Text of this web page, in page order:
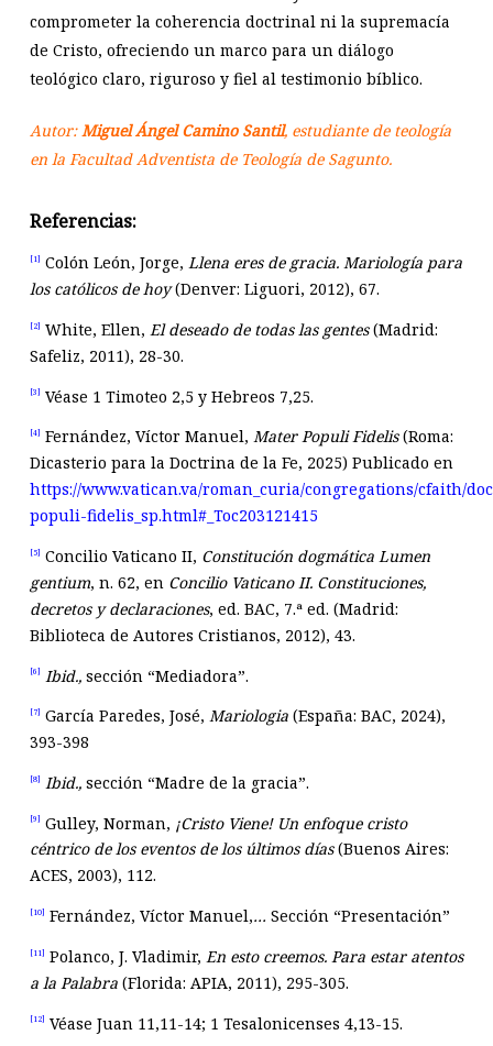
comprometer la coherencia doctrinal ni la supremacía
de Cristo, ofreciendo un marco para un diálogo
teológico claro, riguroso y fiel al testimonio bíblico.
Autor:Miguel Ángel Camino Santil, estudiante de teología
en la Facultad Adventista de Teología de Sagunto.
Referencias:
[1] Colón León, Jorge, Llena eres de gracia. Mariologíapara
los católicos de hoy(Denver: Liguori, 2012), 67.
[2] White, Ellen, El deseado de todas las gentes(Madrid:
Safeliz, 2011), 28-30.
[3] Véase 1 Timoteo 2,5 y Hebreos 7,25.
[4] Fernández, Víctor Manuel, Mater Populi Fidelis(Roma:
Dicasterio para la Doctrina de la Fe, 2025) Publicado en
https://www.vatican.va/roman_curia/congregations/cfaith/
populi-fidelis_sp.html#_Toc203121415
[5] Concilio Vaticano II, Constitución dogmática Lumen
gentium, n. 62, en Concilio Vaticano II. Constituciones,
decretos y declaraciones, ed. BAC, 7.ª ed. (Madrid:
Biblioteca de Autores Cristianos, 2012), 43.
[6] Ibid., sección “Mediadora”.
[7] García Paredes, José, Mariologia(España: BAC, 2024),
393-398
[8] Ibid., sección “Madre de la gracia”.
[9] Gulley, Norman, ¡Cristo Viene! Un enfoque cristo
céntrico de los eventos de los últimos días(Buenos Aires:
ACES, 2003), 112.
[10] Fernández, Víctor Manuel,… Sección “Presentación”
[11] Polanco, J. Vladimir, En esto creemos. Para estar atentos
a la Palabra(Florida: APIA, 2011), 295-305.
[12] Véase Juan 11,11-14; 1 Tesalonicenses 4,13-15.